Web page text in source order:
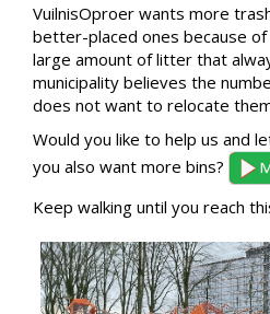
VuilnisOproer wants more
better-placed ones because
large amount of litter that
municipality believes the
does not want to relocate
Would you like to help us and
you also want more bins?
Keep walking until you reach